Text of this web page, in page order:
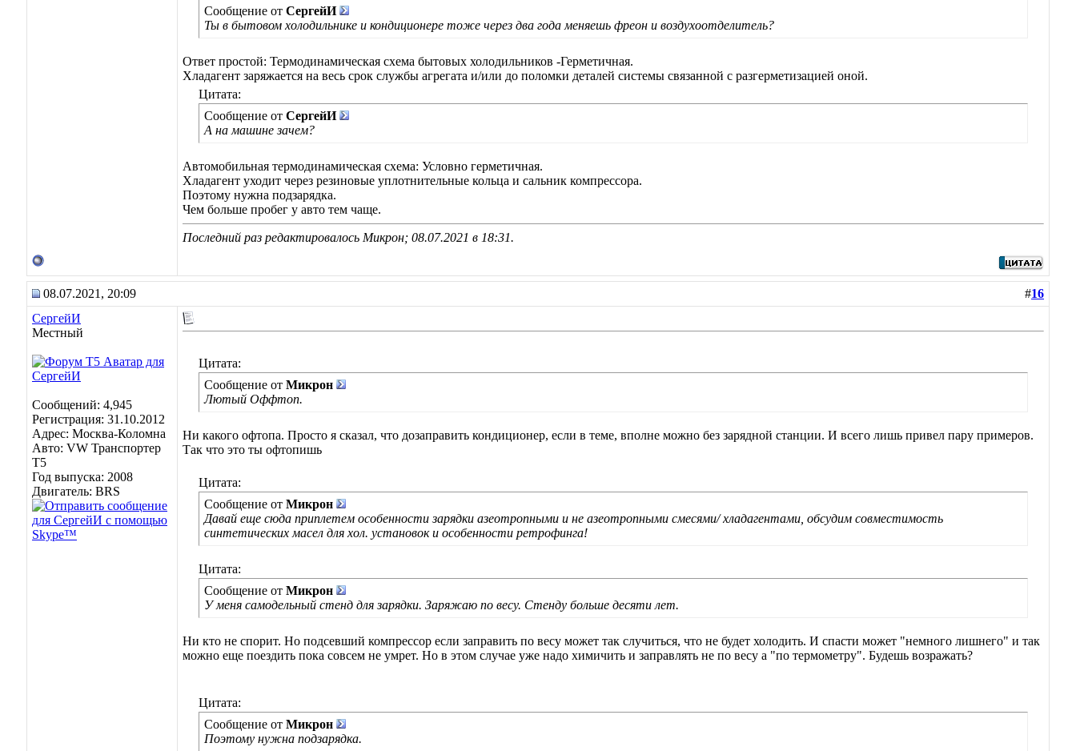
Сообщение от СергейИ
Ты в бытовом холодильнике и кондиционере тоже через два года меняешь фреон и воздухоотделитель?
Ответ простой: Термодинамическая схема бытовых холодильников -Герметичная.
Хладагент заряжается на весь срок службы агрегата и/или до поломки деталей системы связанной с разгерметизацией оной.
Цитата:
Сообщение от СергейИ
А на машине зачем?
Автомобильная термодинамическая схема: Условно герметичная.
Хладагент уходит через резиновые уплотнительные кольца и сальник компрессора.
Поэтому нужна подзарядка.
Чем больше пробег у авто тем чаще.
Последний раз редактировалось Микрон; 08.07.2021 в 18:31.
08.07.2021, 20:09 #16
СергейИ
Местный
Сообщений: 4,945
Регистрация: 31.10.2012
Адрес: Москва-Коломна
Авто: VW Транспортер
Т5
Год выпуска: 2008
Двигатель: BRS
Цитата:
Сообщение от Микрон
Лютый Оффтоп.
Ни какого офтопа. Просто я сказал, что дозаправить кондиционер, если в теме, вполне можно без зарядной станции. И всего лишь привел пару примеров.
Так что это ты офтопишь
Цитата:
Сообщение от Микрон
Давай еще сюда приплетем особенности зарядки азеотропными и не азеотропными смесями/ хладагентами, обсудим совместимость
синтетических масел для хол. установок и особенности ретрофинга!
Цитата:
Сообщение от Микрон
У меня самодельный стенд для зарядки. Заряжаю по весу. Стенду больше десяти лет.
Ни кто не спорит. Но подсевший компрессор если заправить по весу может так случиться, что не будет холодить. И спасти может "немного лишнего" и так
можно еще поездить пока совсем не умрет. Но в этом случае уже надо химичить и заправлять не по весу а "по термометру". Будешь возражать?
Цитата:
Сообщение от Микрон
Поэтому нужна подзарядка.